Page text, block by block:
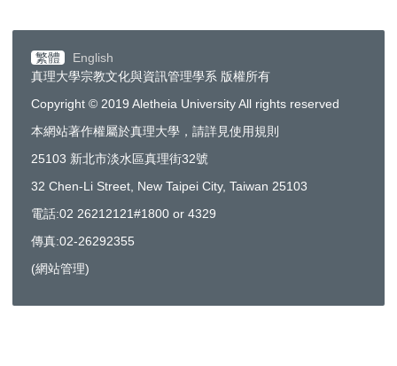
繁體
English
真理大學宗教文化與資訊管理學系 版權所有
Copyright © 2019 Aletheia University All rights reserved
本網站著作權屬於真理大學，請詳見使用規則
25103 新北市淡水區真理街32號
32 Chen-Li Street, New Taipei City, Taiwan 25103
電話:02 26212121#1800 or 4329
傳真:02-26292355
(網站管理)